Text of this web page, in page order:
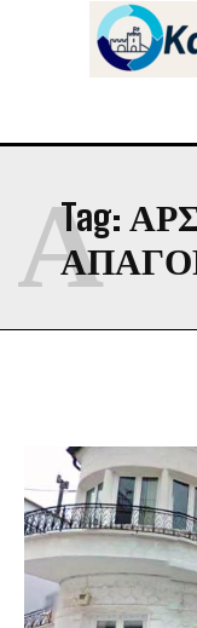
Tag:
Α